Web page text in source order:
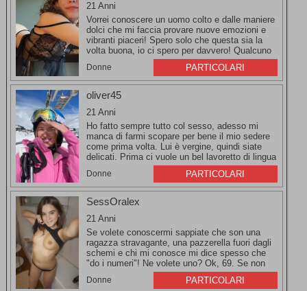
21 Anni
Vorrei conoscere un uomo colto e dalle maniere
dolci che mi faccia provare nuove emozioni e
vibranti piaceri! Spero solo che questa sia la
volta buona, io ci spero per davvero! Qualcuno
che lo voglia fare?
Donne PARTICOLARI
oliver45
21 Anni
Ho fatto sempre tutto col sesso, adesso mi
manca di farmi scopare per bene il mio sedere
come prima volta. Lui è vergine, quindi siate
delicati. Prima ci vuole un bel lavoretto di lingua
Donne PARTICOLARI
SessOralex
21 Anni
Se volete conoscermi sappiate che son una
ragazza stravagante, una pazzerella fuori dagli
schemi e chi mi conosce mi dice spesso che
"do i numeri"! Ne volete uno? Ok, 69. Se non
avete capito cosa intendo vi svelo un segreto,
amo il sesso orale!
Donne PARTICOLARI